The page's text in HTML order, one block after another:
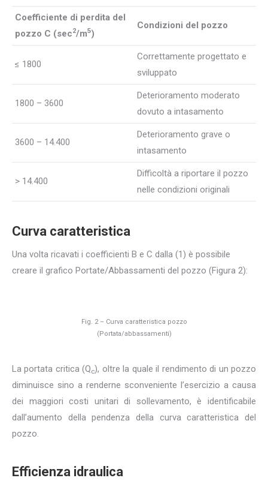
Coefficiente di perdita del
pozzo C (sec2/m5)
Condizioni del pozzo
≤ 1800
Correttamente progettato e
sviluppato
1800 – 3600
Deterioramento moderato
dovuto a intasamento
3600 – 14.400
Deterioramento grave o
intasamento
> 14.400
Difficoltà a riportare il pozzo
nelle condizioni originali
Curva caratteristica
Una volta ricavati i coefficienti B e C dalla (1) è possibile
creare il grafico Portate/Abbassamenti del pozzo (Figura 2):
Fig. 2 – Curva caratteristica pozzo
(Portata/abbassamenti)
La portata critica (Qc), oltre la quale il rendimento di un pozzo
diminuisce sino a renderne sconveniente l’esercizio a causa
dei maggiori costi unitari di sollevamento, è identificabile
dall’aumento della pendenza della curva caratteristica del
pozzo.
Efficienza idraulica